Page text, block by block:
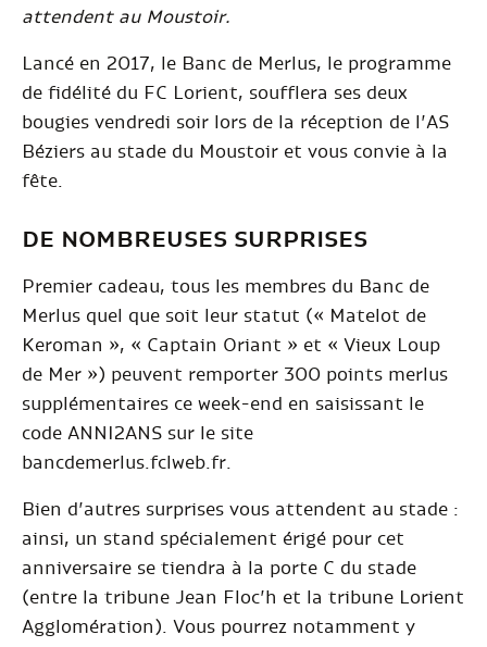
attendent au Moustoir.
Lancé en 2017, le Banc de Merlus, le programme
de fidélité du FC Lorient, soufflera ses deux
bougies vendredi soir lors de la réception de l’AS
Béziers au stade du Moustoir et vous convie à la
fête.
DE NOMBREUSES SURPRISES
Premier cadeau, tous les membres du Banc de
Merlus quel que soit leur statut (« Matelot de
Keroman », « Captain Oriant » et « Vieux Loup
de Mer ») peuvent remporter 300 points merlus
supplémentaires ce week-end en saisissant le
code ANNI2ANS sur le site
bancdemerlus.fclweb.fr.
Bien d’autres surprises vous attendent au stade :
ainsi, un stand spécialement érigé pour cet
anniversaire se tiendra à la porte C du stade
(entre la tribune Jean Floc’h et la tribune Lorient
Agglomération). Vous pourrez notamment y